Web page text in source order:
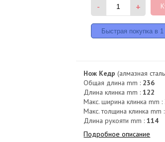
- +
Нож Кедр (алмазная
Общая длина mm : 236
Длина клинка mm :122
Макс. ширина клинка mm :
Макс. толщина клинка mm :
Длина рукояти mm :114
Подробное описание